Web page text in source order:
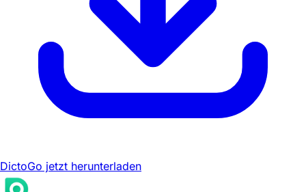
DictoGo jetzt herunterladen